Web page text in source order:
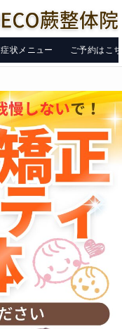
症状メニュー ご予約はこ